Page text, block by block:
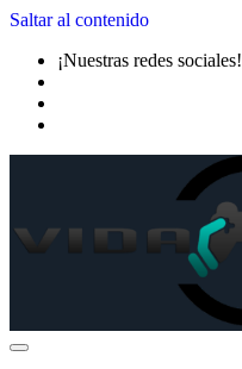
Saltar al contenido
¡Nuestras redes sociales!